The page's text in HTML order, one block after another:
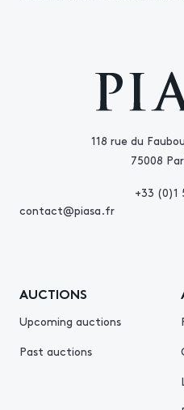
118 rue du
75008
+33 (0)1
contact@piasa.fr
AUCTIONS
Upcoming auctions
Past auctions